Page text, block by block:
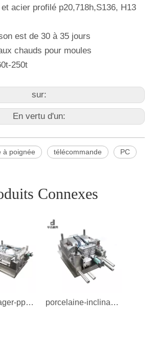
acier profilé p20,718h,S136, H13
est de 30 à 35 jours
chauds pour moules
250t
sur:
En vertu d'un:
à poignée télécommande PC
Connexes
china-manager-pp-Moule de support arrière-Moule porcelaine-inclinable lift-pa-Support arrière Molud-Molud